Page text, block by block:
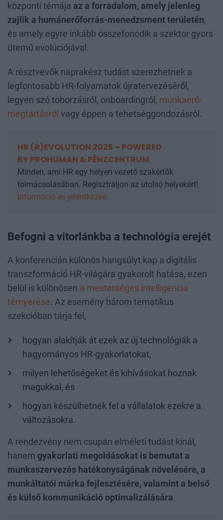
központi témája az a forradalom, amely jelenleg
zajlik a humánerőforrás-menedzsment területén,
és amely egyre inkább összefonódik a szektor gyors
ütemű evolúciójával.
A résztvevők naprakész tudást szerezhetnek a
legfontosabb HR-folyamatok újratervezéséről,
legyen szó toborzásról, onboardingról, munkaerő-
megtartásról vagy éppen a tehetséggondozásról.
HR (R)EVOLUTION 2025 – POWERED
BY PROHUMAN & PÉNZCENTRUM
Minden, ami HR egy helyen vezető szakértők
tolmácsolásában. Regisztráljon az utolsó helyekért!
Információ és jelentkezés
Befogni a vitorlánkba a technológia erejét
A konferencián különös hangsúlyt kap a digitális
transzformáció HR-világára gyakorolt hatása, ezen
belül is különösen a mesterséges intelligencia
térnyerése. Az esemény három tematikus
szekcióban tárja fel,
hogyan alakítják át ezek az új technológiák a
hagyományos HR-gyakorlatokat,
milyen lehetőségeket és kihívásokat hoznak
magukkal, és
hogyan készülhetnek fel a vállalatok ezekre a
változásokra.
A rendezvény nem csupán elméleti tudást kínál,
hanem gyakorlati megoldásokat is bemutat a
munkaszervezés hatékonyságának növelésére, a
munkáltatói márka fejlesztésére, valamint a belső
és külső kommunikáció optimalizálására.